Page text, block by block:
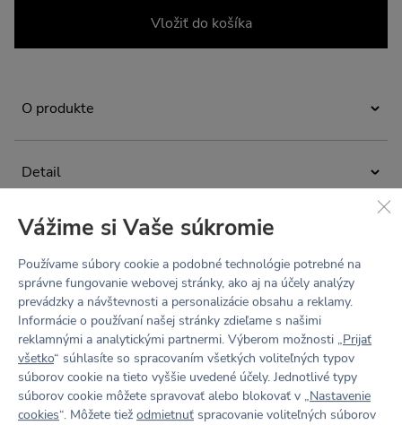
Vložiť do košíka
O produkte
Minimalistické bavlnené tielko, ktoré si zamilujete. Bavlna
Rebrovaný materiál je hebký na dotyk a vďaka
šatníka. Vhodný pre milovníkov prírodných materiálov
na šport a must have do každých džínsov.
Produkt sa po prvom praní mierne vyzráža. Ide o bežnú
vlastnosť 100% bavlneného materiálu. Produkty sú fotené
pred praním. Odporúčame vyberať väčšiu veľkosť.
Navrhnuté v Česku a ušité na Slovensku.
Detail
Vyrobené na Slovensku
Brenda meria 172 cm a má na sebe veľkosť S.
Tabuľka veľkostí
Materiál
95% bavlna 5% elastan
Produkt sa po prvom praní mierne vyzráža. Ide o bežnú
vlastnosť 100% bavlneného materiálu. Produkty sú fotené
pred praním. Odporúčame vyberať väčšiu veľkosť.
Údržba a starostlivosť
Prať na 30 °C. Nebieliť. Nesušiť v bubnovej sušičke. Nečistiť
chemicky.
Pokiaľ je to potrebné, žehliť na stredný stupeň (do 150 ° C)
z rubnej strany.
Recenzie
Vážime si Vaše súkromie
Používame súbory cookie a podobné technológie potrebné na
správne fungovanie webovej stránky, ako aj na účely analýzy
prevádzky a návštevnosti a personalizácie obsahu a reklamy.
Informácie o používaní našej stránky zdieľame s našimi
reklamnými a analytickými partnermi. Výberom možnosti „Prijať
všetko“ súhlasíte so spracovaním všetkých voliteľných typov
súborov cookie na tieto vyššie uvedené účely. Jednotlivé typy
súborov cookie môžete spravovať alebo blokovať v „Nastavenie
cookies“. Môžete tiež odmietnuť spracovanie voliteľných súborov